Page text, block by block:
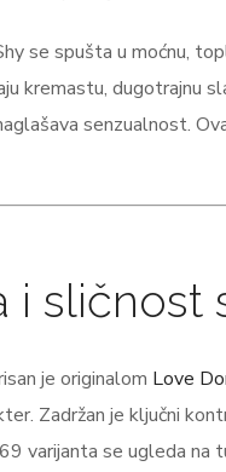
se spušta u moćnu,
kremastu, dugotrajnu
senzualnost.
i sličnost
je originalom Love
Zadržan je ključni
varijanta se ugleda na